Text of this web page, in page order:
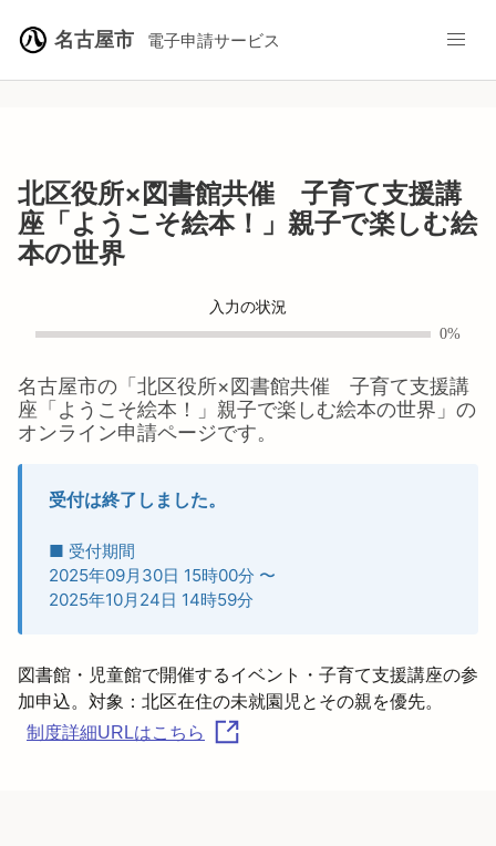
名古屋市 電子申請サービス
北区役所×図書館共催 子育て支援講
座「ようこそ絵本！」親子で楽しむ絵
本の世界
入力の状況
0%
名古屋市の「 北区役所×図書館共催 子育て支援講
座「ようこそ絵本！」親子で楽しむ絵本の世界 」の
オンライン申請ページです。
受付は終了しました。
■ 受付期間
2025年09月30日 15時00分 〜
2025年10月24日 14時59分
図書館・児童館で開催するイベント・子育て支援講座の参
制度詳細URLはこちら